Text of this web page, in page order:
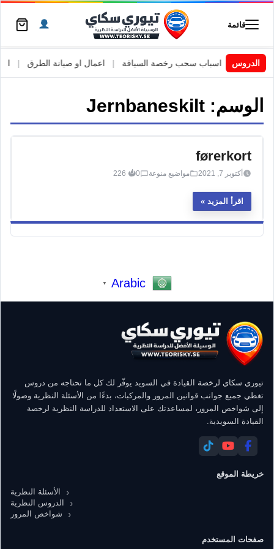
قائمة
الدروسالسويد | اسباب سحب رخصة السياقة اعمال او صيانة الطرق
الوسم: Jernbaneskilt
førerkort
أكتوبر 7, 2021 مواضيع منوعة 0
226
اقرأ المزيد
Arabic
▼
تيوري سكاي لرخصة القيادة في السويد يوفّر لك كل ما تحتاجه من دروس
تغطي جميع جوانب قوانين المرور والمركبات، بدءًا من الأسئلة النظرية وصولًا
إلى شواخص المرور، لمساعدتك على الاستعداد للدراسة النظرية لرخصة
القيادة السويدية.
خريطة الموقع
الأسئلة النظرية
الدروس النظرية
شواخص المرور
صفحات المستخدم